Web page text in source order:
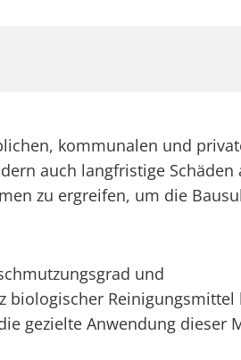
kommunalen und
auch langfristige Schäden
zu ergreifen, um die
und
biologischer
gezielte Anwendung dieser